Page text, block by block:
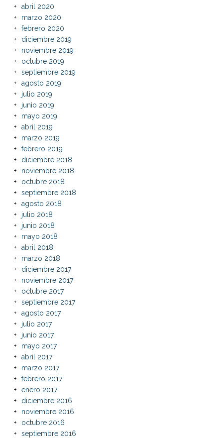
abril 2020
marzo 2020
febrero 2020
diciembre 2019
noviembre 2019
octubre 2019
septiembre 2019
agosto 2019
julio 2019
junio 2019
mayo 2019
abril 2019
marzo 2019
febrero 2019
diciembre 2018
noviembre 2018
octubre 2018
septiembre 2018
agosto 2018
julio 2018
junio 2018
mayo 2018
abril 2018
marzo 2018
diciembre 2017
noviembre 2017
octubre 2017
septiembre 2017
agosto 2017
julio 2017
junio 2017
mayo 2017
abril 2017
marzo 2017
febrero 2017
enero 2017
diciembre 2016
noviembre 2016
octubre 2016
septiembre 2016